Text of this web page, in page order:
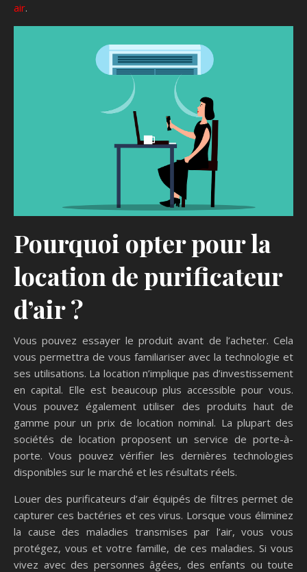
air.
Pourquoi opter pour la
location de purificateur
d’air ?
Vous pouvez essayer le produit avant de l’acheter. Cela
vous permettra de vous familiariser avec la technologie et
ses utilisations. La location n’implique pas d’investissement
en capital. Elle est beaucoup plus accessible pour vous.
Vous pouvez également utiliser des produits haut de
gamme pour un prix de location nominal. La plupart des
sociétés de location proposent un service de porte-à-
porte. Vous pouvez vérifier les dernières technologies
disponibles sur le marché et les résultats réels.
Louer des purificateurs d’air équipés de filtres permet de
capturer ces bactéries et ces virus. Lorsque vous éliminez
la cause des maladies transmises par l’air, vous vous
protégez, vous et votre famille, de ces maladies. Si vous
vivez avec des personnes âgées, des enfants ou toute